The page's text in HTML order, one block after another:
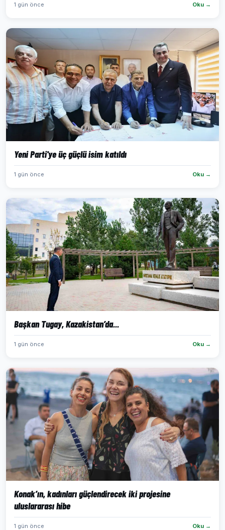
1 gün önce Oku →
Yeni Parti'ye üç güçlü isim katıldı
1 gün önce Oku →
Başkan Tugay, Kazakistan’da...
1 gün önce Oku →
Konak’ın, kadınları güçlendirecek iki projesine
uluslararası hibe
1 gün önce Oku →